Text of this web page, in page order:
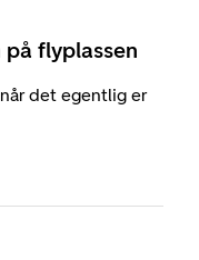
flyplassen
det egentlig er